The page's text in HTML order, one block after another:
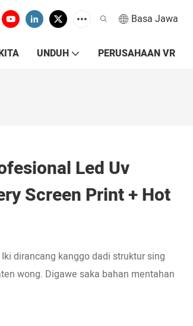
Basa Jawa
UNDUH PERUSAHAAN VR
Led Uv
Screen Print + Hot
dirancang kanggo dadi struktur sing
wong. Digawe saka bahan mentahan